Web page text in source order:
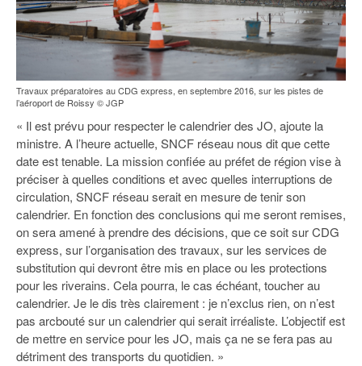
Travaux préparatoires au CDG express, en septembre 2016, sur les pistes de
l’aéroport de Roissy © JGP
« Il est prévu pour respecter le calendrier des JO, ajoute la
ministre. A l’heure actuelle, SNCF réseau nous dit que cette
date est tenable. La mission confiée au préfet de région vise à
préciser à quelles conditions et avec quelles interruptions de
circulation, SNCF réseau serait en mesure de tenir son
calendrier. En fonction des conclusions qui me seront remises,
on sera amené à prendre des décisions, que ce soit sur CDG
express, sur l’organisation des travaux, sur les services de
substitution qui devront être mis en place ou les protections
pour les riverains. Cela pourra, le cas échéant, toucher au
calendrier. Je le dis très clairement : je n’exclus rien, on n’est
pas arcbouté sur un calendrier qui serait irréaliste. L’objectif est
de mettre en service pour les JO, mais ça ne se fera pas au
détriment des transports du quotidien. »